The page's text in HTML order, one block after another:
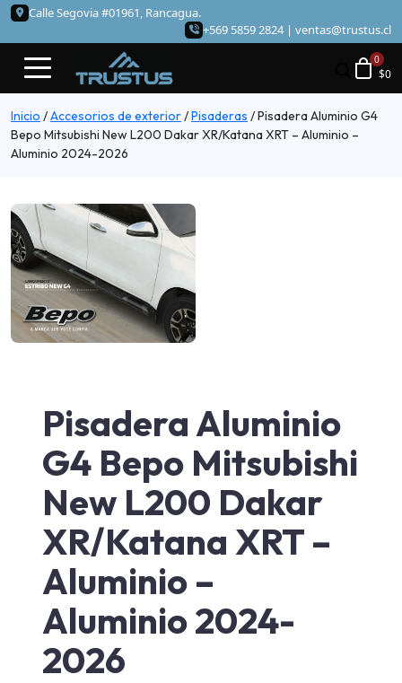
Calle Segovia #01961, Rancagua.
+569 5859 2824 | ventas@trustus.cl
$0
Inicio /Accesorios de exterior/Pisaderas /Pisadera Aluminio G4
Bepo Mitsubishi New L200 Dakar XR/Katana XRT – Aluminio –
Aluminio 2024-2026
Pisadera Aluminio
G4 Bepo Mitsubishi
New L200 Dakar
XR/Katana XRT –
Aluminio –
Aluminio 2024-
2026